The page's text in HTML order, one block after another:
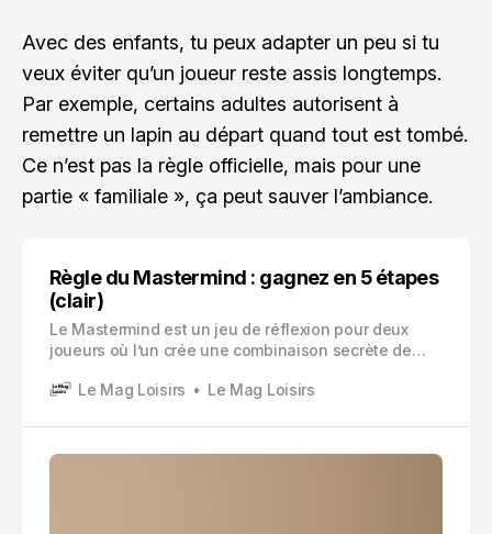
Avec des enfants, tu peux adapter un peu si tu
veux éviter qu’un joueur reste assis longtemps.
Par exemple, certains adultes autorisent à
remettre un lapin au départ quand tout est tombé.
Ce n’est pas la règle officielle, mais pour une
partie « familiale », ça peut sauver l’ambiance.
Règle du Mastermind : gagnez en 5 étapes
(clair)
Le Mastermind est un jeu de réflexion pour deux
joueurs où l’un crée une combinaison secrète de
coups.Le Mag Loisirs Le Mag Loisirs